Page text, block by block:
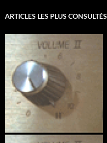
ARTICLES LES PLUS CONSULTÉS